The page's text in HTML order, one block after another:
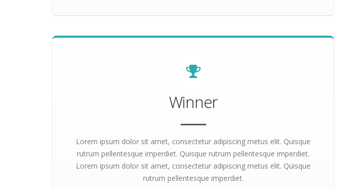
Winner
Lorem ipsum dolor sit amet, consectetur adipiscing metus elit. Quisque
rutrum pellentesque imperdiet. Quisque rutrum pellentesque imperdiet.
Lorem ipsum dolor sit amet, consectetur adipiscing metus elit. Quisque
rutrum pellentesque imperdiet.